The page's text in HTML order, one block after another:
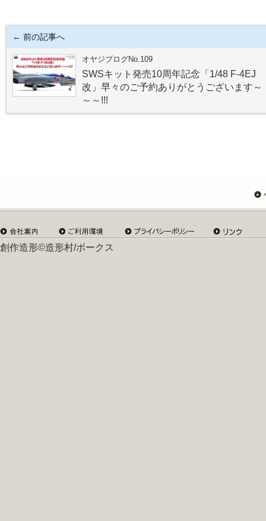
← 前の記事へ
オヤジブログNo.109
SWSキット発売10周年記念「1/48 F-4EJ
改」早々のご予約ありがとうございます～
～～!!!
創作造形©造形村/ボークス